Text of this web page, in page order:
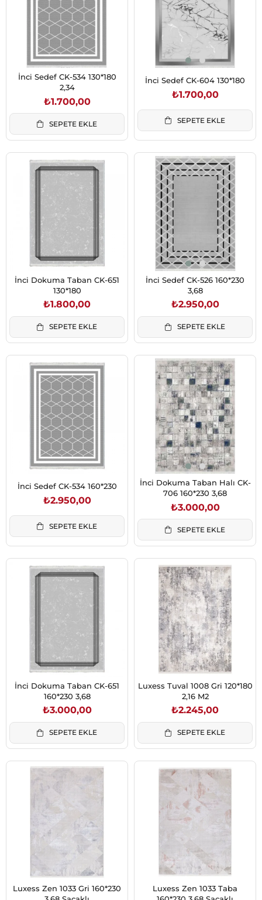
İnci Sedef CK-534 130*180
2,34
₺1.700,00
SEPETE EKLE
İnci Sedef CK-604 130*180
₺1.700,00
SEPETE EKLE
İnci Dokuma Taban CK-651
130*180
₺1.800,00
SEPETE EKLE
İnci Sedef CK-526 160*230
3,68
₺2.950,00
SEPETE EKLE
İnci Sedef CK-534 160*230
₺2.950,00
SEPETE EKLE
İnci Dokuma Taban Halı CK-
706 160*230 3,68
₺3.000,00
SEPETE EKLE
İnci Dokuma Taban CK-651
160*230 3,68
₺3.000,00
SEPETE EKLE
Luxess Tuval 1008 Gri 120*180
2,16 M2
₺2.245,00
SEPETE EKLE
Luxess Zen 1033 Gri 160*230
Luxess Zen 1033 Taba